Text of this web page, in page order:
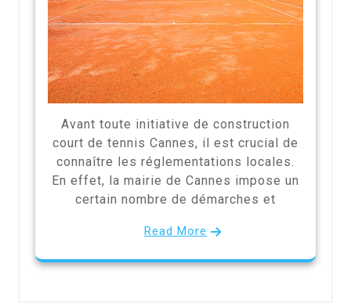
Avant toute initiative de construction
court de tennis Cannes, il est crucial de
connaître les réglementations locales.
En effet, la mairie de Cannes impose un
certain nombre de démarches et
Read More